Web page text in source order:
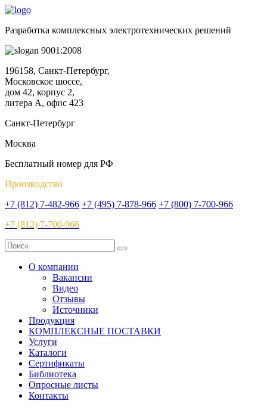
Разработка комплексных электротехнических решений
9001:2008
196158, Санкт-Петербург,
Московское шоссе,
дом 42, корпус 2,
литера А, офис 423
Санкт-Петербург
Москва
Бесплатный номер для РФ
Производство
+7 (812) 7-482-966 +7 (495) 7-878-966 +7 (800) 7-700-966
+7 (812) 7-700-966
О компании
Вакансии
Видео
Отзывы
Источники
Продукция
КОМПЛЕКСНЫЕ ПОСТАВКИ
Услуги
Каталоги
Сертификаты
Библиотека
Опросные листы
Контакты